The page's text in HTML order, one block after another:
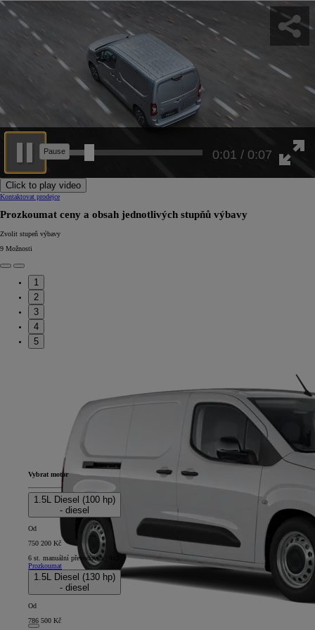
0:04 / 0:07
Click to play video
Kontaktovat prodejce
Prozkoumat ceny a obsah jednotlivých stupňů výbavy
Zvolit stupeň výbavy
9 Možnosti
1
2
3
4
5
Vybrat motor
1.5L Diesel (100 hp)
- diesel
Od
750 200 Kč
6 st. manuální převodovka | 4x2
Prozkoumat
1.5L Diesel (130 hp)
- diesel
Od
786 500 Kč